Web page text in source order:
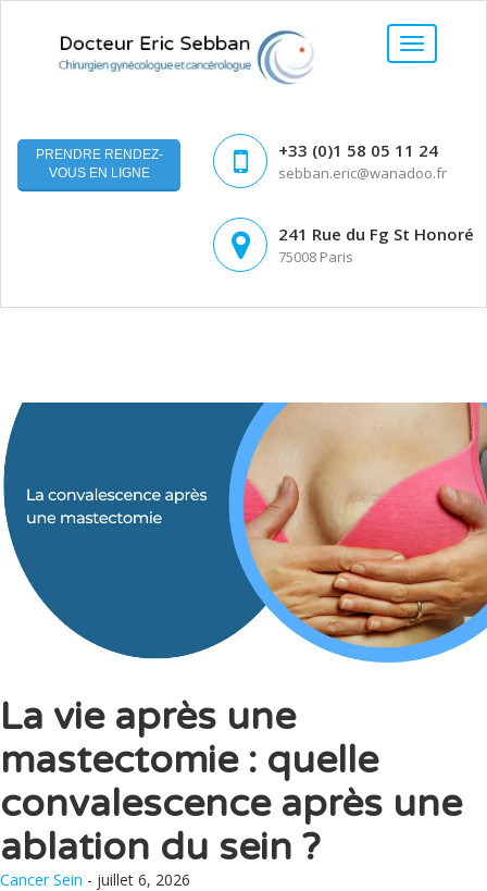
PRENDRE RENDEZ-
VOUS EN LIGNE
+33 (0)1 58 05 11 24
sebban.eric@wanadoo.fr
241 Rue du Fg St Honoré
75008 Paris
La vie après une
mastectomie : quelle
convalescence après une
ablation du sein ?
Cancer Sein - juillet 6, 2026